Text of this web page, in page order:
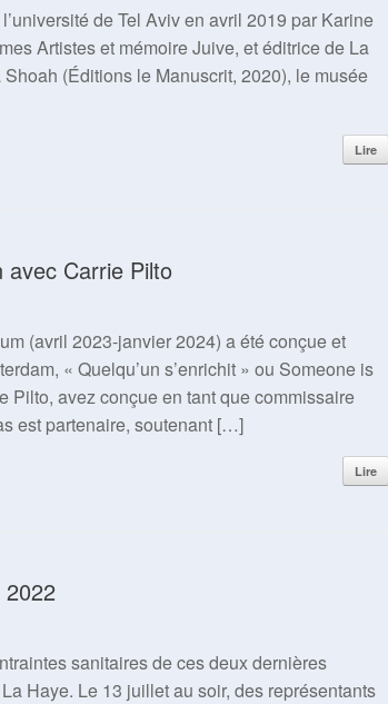
de Tel Aviv en avril 2019 par Karine
Artistes et mémoire Juive, et éditrice de La
(Éditions le Manuscrit, 2020), le musée
Lire
avec Carrie Pilto
(avril 2023-janvier 2024) a été conçue et
« Quelqu’un s’enrichit » ou Someone is
Pilto, avez conçue en tant que commissaire
est partenaire, soutenant […]
Lire
sanitaires de ces deux dernières
Haye. Le 13 juillet au soir, des représentants